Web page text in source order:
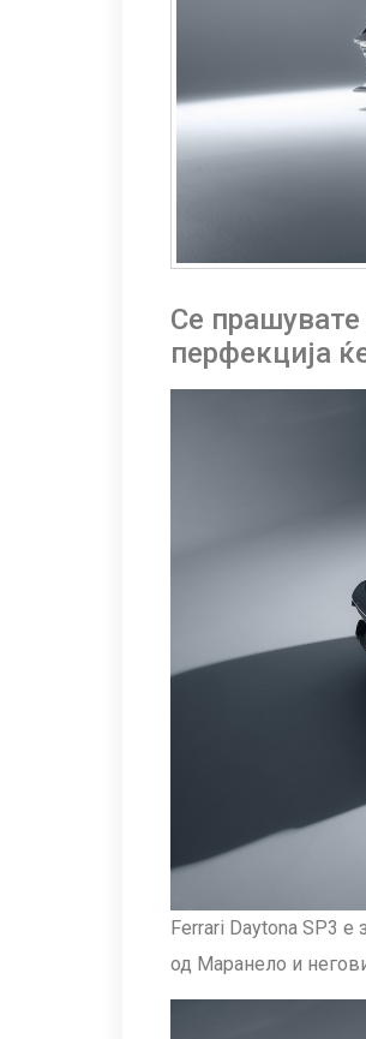
Се прашувате
перфекција
Ferrari Daytona SP3 е
од Маранело и